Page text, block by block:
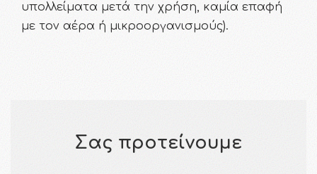
υπολλείματα μετά την χρήση, καμία επαφή
με τον αέρα ή μικροοργανισμούς).
Σας προτείνουμε